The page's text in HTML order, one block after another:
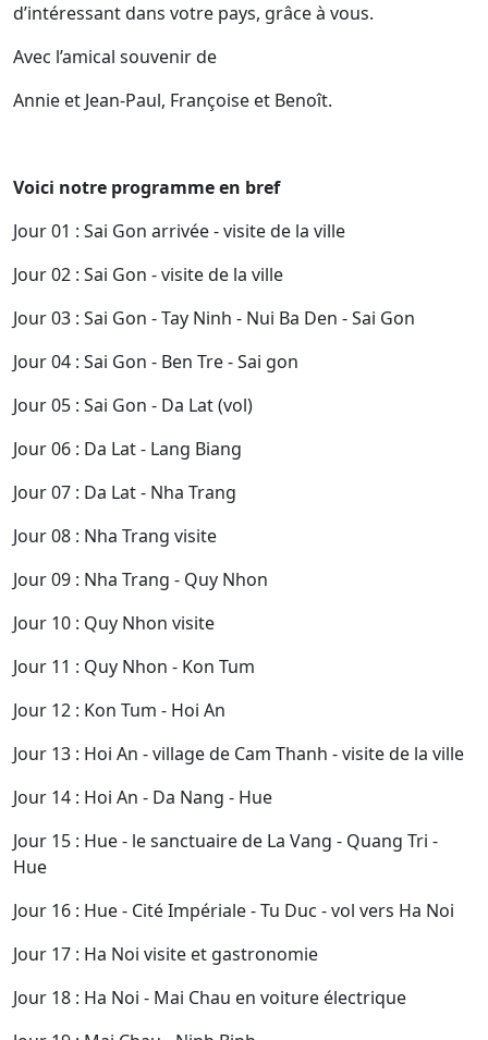
d’intéressant dans votre pays, grâce à vous.
Avec l’amical souvenir de
Annie et Jean-Paul, Françoise et Benoît.
Voici notre programme en bref
Jour 01 : Sai Gon arrivée - visite de la ville
Jour 02 : Sai Gon - visite de la ville
Jour 03 : Sai Gon - Tay Ninh - Nui Ba Den - Sai Gon
Jour 04 : Sai Gon - Ben Tre - Sai gon
Jour 05 : Sai Gon - Da Lat (vol)
Jour 06 : Da Lat - Lang Biang
Jour 07 : Da Lat - Nha Trang
Jour 08 : Nha Trang visite
Jour 09 : Nha Trang - Quy Nhon
Jour 10 : Quy Nhon visite
Jour 11 : Quy Nhon - Kon Tum
Jour 12 : Kon Tum - Hoi An
Jour 13 : Hoi An - village de Cam Thanh - visite de la ville
Jour 14 : Hoi An - Da Nang - Hue
Jour 15 : Hue - le sanctuaire de La Vang - Quang Tri -
Hue
Jour 16 : Hue - Cité Impériale - Tu Duc - vol vers Ha Noi
Jour 17 : Ha Noi visite et gastronomie
Jour 18 : Ha Noi - Mai Chau en voiture électrique